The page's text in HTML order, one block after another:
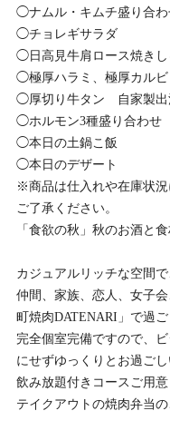
◯ナムル・キムチ盛り合わ
◯チョレギサラダ
◯日高見牛肩ロース焼きし
◯極厚ハラミ、極厚カルビ
◯厚切り牛タン 自家製出
◯ホルモン3種盛り合わせ
◯本日の土鍋こ飯
◯本日のデザート
※商品は仕入れや在庫状
ご了承ください。
「食欲の秋」秋のお酒と
カジュアルリッチな空間
仲間、家族、恋人、女子
町焼肉DATENARI」で過ご
完全個室完備ですので、
にせずゆっくりとお過ごし
飲み放題付きコースご用意
テイクアウトの焼肉弁当